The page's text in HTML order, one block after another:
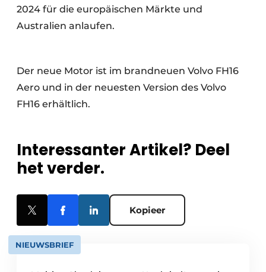
2024 für die europäischen Märkte und
Australien anlaufen.
Der neue Motor ist im brandneuen Volvo FH16
Aero und in der neuesten Version des Volvo
FH16 erhältlich.
Interessanter Artikel? Deel
het verder.
Kopieer
NIEUWSBRIEF